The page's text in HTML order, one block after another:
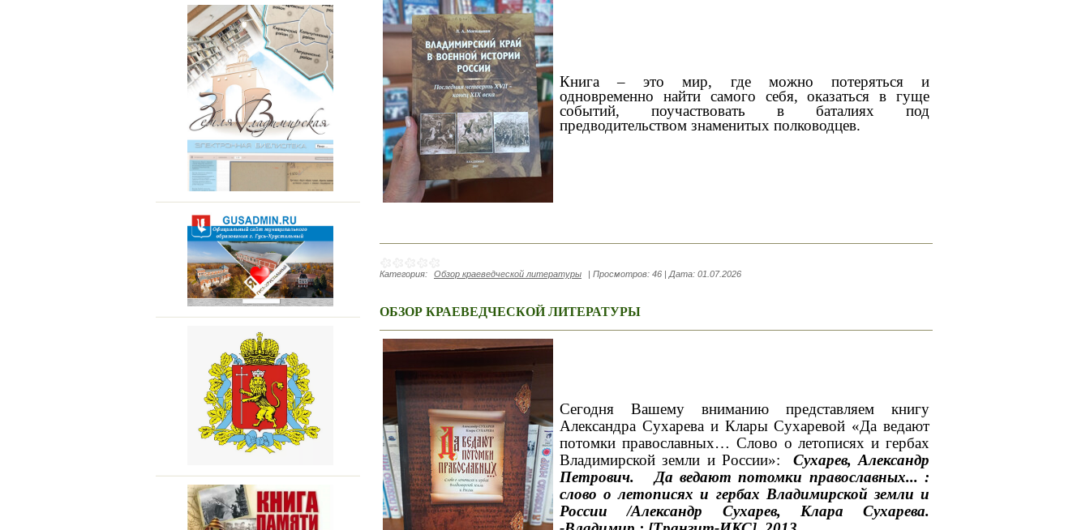
Книга – это мир, где можно потеряться и
одновременно найти самого себя, оказаться в гуще
событий, поучаствовать в баталиях под
предводительством знаменитых полководцев.
Категория: Обзор краеведческой литературы | Просмотров: 46 | Дата: 01.07.2026
ОБЗОР КРАЕВЕДЧЕСКОЙ ЛИТЕРАТУРЫ
Сегодня Вашему вниманию представляем книгу
Александра Сухарева и Клары Сухаревой «Да ведают
потомки православных… Слово о летописях и гербах
Владимирской земли и России»:
Сухарев, Александр
Петрович. Да ведают потомки православных... :
слово о летописях и гербах Владимирской земли и
России /Александр Сухарев, Клара Сухарева.